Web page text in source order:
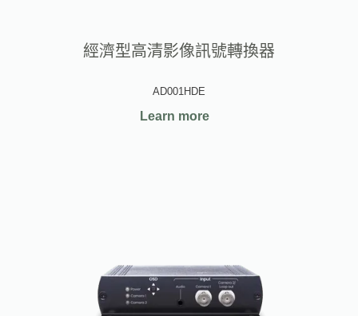
經濟型高清影像訊號轉換器
AD001HDE
Learn more